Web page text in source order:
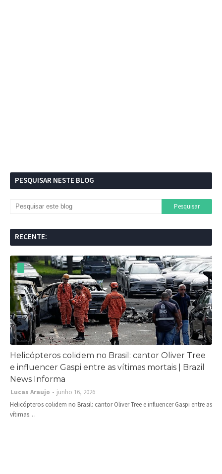
PESQUISAR NESTE BLOG
RECENTE:
Helicópteros colidem no Brasil: cantor Oliver Tree
e influencer Gaspi entre as vítimas mortais | Brazil
News Informa
Lucas Araujo
junho 16, 2026
Helicópteros colidem no Brasil: cantor Oliver Tree e influencer Gaspi entre as
vítimas…